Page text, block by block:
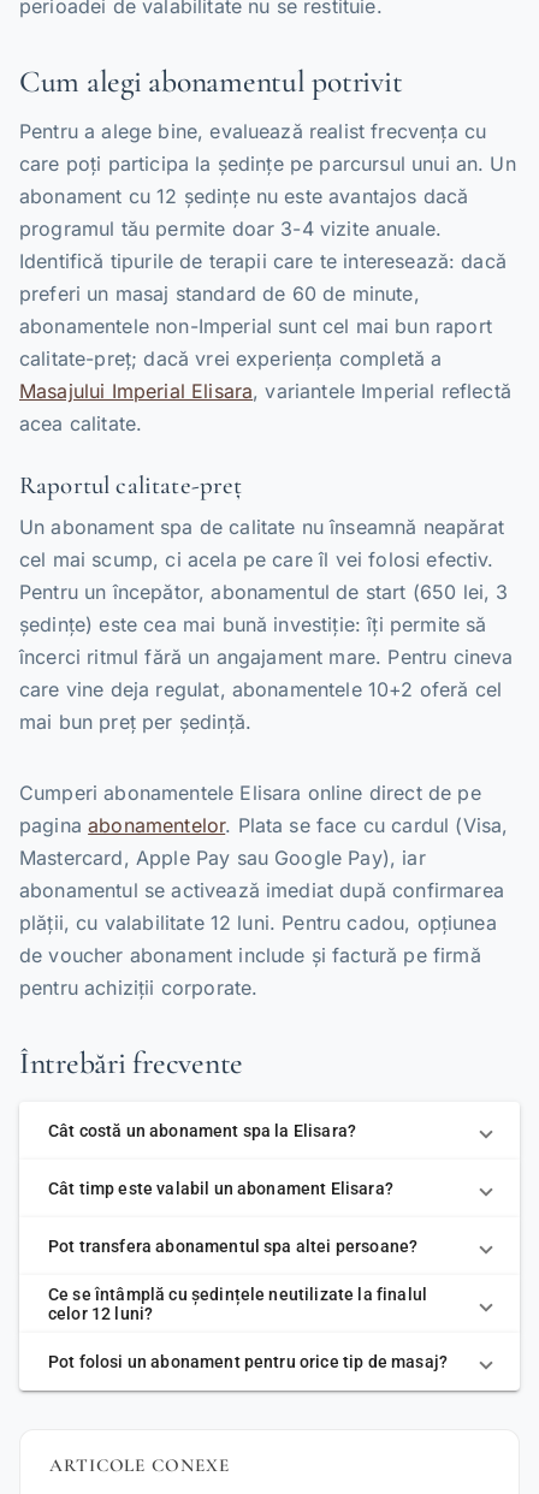
perioadei de valabilitate nu se restituie.
Cum alegi abonamentul potrivit
Pentru a alege bine, evaluează realist frecvența cu
care poți participa la ședințe pe parcursul unui an. Un
abonament cu 12 ședințe nu este avantajos dacă
programul tău permite doar 3-4 vizite anuale.
Identifică tipurile de terapii care te interesează: dacă
preferi un masaj standard de 60 de minute,
abonamentele non-Imperial sunt cel mai bun raport
calitate-preț; dacă vrei experiența completă a
Masajului Imperial Elisara, variantele Imperial reflectă
acea calitate.
Raportul calitate-preț
Un abonament spa de calitate nu înseamnă neapărat
cel mai scump, ci acela pe care îl vei folosi efectiv.
Pentru un începător, abonamentul de start (650 lei, 3
ședințe) este cea mai bună investiție: îți permite să
încerci ritmul fără un angajament mare. Pentru cineva
care vine deja regulat, abonamentele 10+2 oferă cel
mai bun preț per ședință.
Cumperi abonamentele Elisara online direct de pe
paginaabonamentelor. Plata se face cu cardul (Visa,
Mastercard, Apple Pay sau Google Pay), iar
abonamentul se activează imediat după confirmarea
plății, cu valabilitate 12 luni. Pentru cadou, opțiunea
de voucher abonament include și factură pe firmă
pentru achiziții corporate.
Întrebări frecvente
Cât costă un abonament spa la Elisara?
Cât timp este valabil un abonament Elisara?
Pot transfera abonamentul spa altei persoane?
Ce se întâmplă cu ședințele neutilizate la finalul
celor 12 luni?
Pot folosi un abonament pentru orice tip de masaj?
ARTICOLE CONEXE